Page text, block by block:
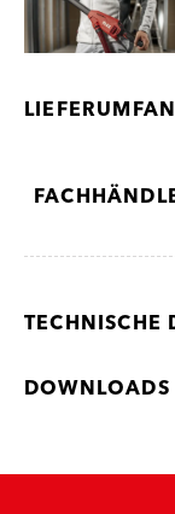
TECHNISCHE
DOWNLOADS